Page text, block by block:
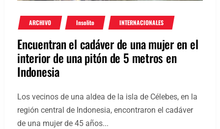
ARCHIVO Insolito INTERNACIONALES
Encuentran el cadáver de una mujer en el
interior de una pitón de 5 metros en
Indonesia
Los vecinos de una aldea de la isla de Célebes, en la
región central de Indonesia, encontraron el cadáver
de una mujer de 45 años...